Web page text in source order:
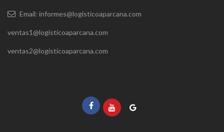
Email: informes@logisticoaparcana.com
ventas1@logisticoaparcana.com
ventas2@logisticoaparcana.com